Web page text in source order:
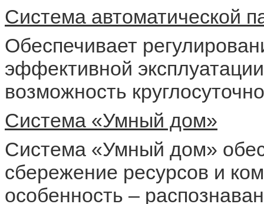
Система автоматической
Обеспечивает
эффективной
возможность
Система «Умный дом»
Система «Умный дом»
сбережение ресурсов и
особенность –